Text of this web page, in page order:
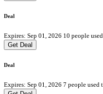
Deal
Expires: Sep 01, 2026 10 people
Get Deal
Deal
Expires: Sep 01, 2026 7 people used